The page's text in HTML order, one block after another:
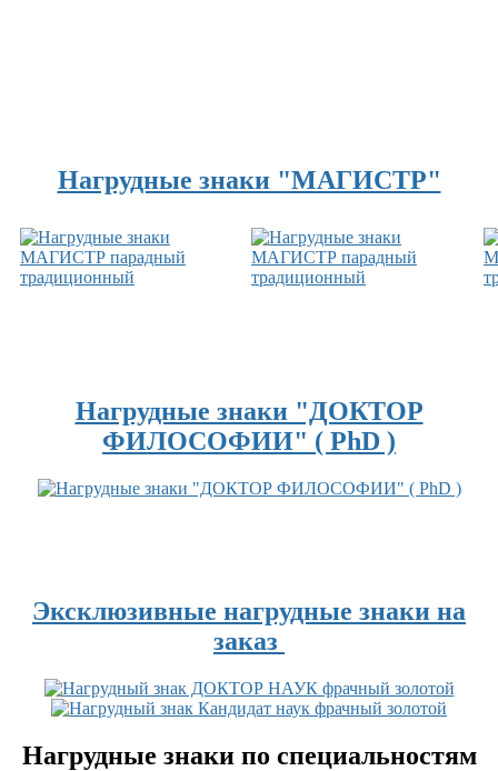
Нагрудные знаки "МАГИСТР"
Нагрудные знаки "ДОКТОР
ФИЛОСОФИИ" ( PhD )
Эксклюзивные нагрудные знаки на
заказ
Нагрудные знаки по специальностям